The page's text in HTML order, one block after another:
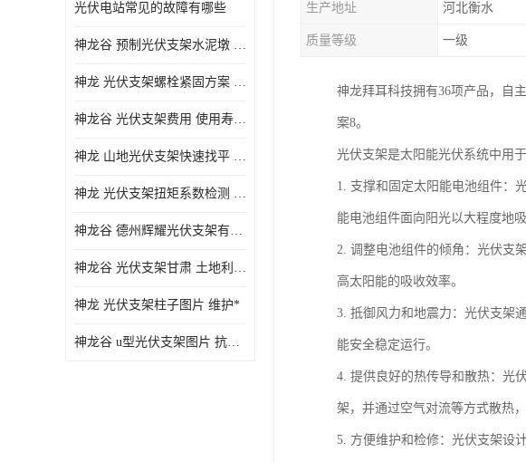
光伏电站常见的故障有哪些
神龙谷 预制光伏支架水泥墩 抗震性能优
神龙 光伏支架螺栓紧固方案 土地利用率高
神龙谷 光伏支架费用 使用寿命长
神龙 山地光伏支架快速找平 抗风耐压
神龙 光伏支架扭矩系数检测 适应性强
神龙谷 德州辉耀光伏支架有限公司 材质多样
神龙谷 光伏支架甘肃 土地利用率高
神龙 光伏支架柱子图片 维护*
神龙谷 u型光伏支架图片 抗紫外线
生产地址 河北衡水
质量等级 一级
神龙拜耳科技拥有36项产品，自
案8。
光伏支架是太阳能光伏系统中用
1. 支撑和固定太阳能电池组件：
能电池组件面向阳光以大程度地吸
2. 调整电池组件的倾角：光伏支
高太阳能的吸收效率。
3. 抵御风力和地震力：光伏支架
能安全稳定运行。
4. 提供良好的热传导和散热：光
架，并通过空气对流等方式散热
5. 方便维护和检修：光伏支架设